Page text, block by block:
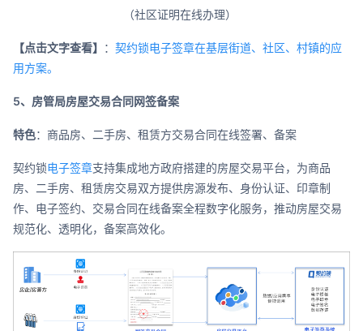
（社区证明在线办理）
【点击文字查看】 ： 契约锁电子签章在基层街道、社区、村镇的应
用方案。
5、房管局房屋交易合同网签备案
特色：商品房、二手房、租赁方交易合同在线签署、备案
契约锁电子签章支持集成地方政府搭建的房屋交易平台，为商品
房、二手房、租赁房交易双方提供房源发布、身份认证、印章制
作、电子签约、交易合同在线备案全程数字化服务，推动房屋交易
规范化、透明化，备案高效化。